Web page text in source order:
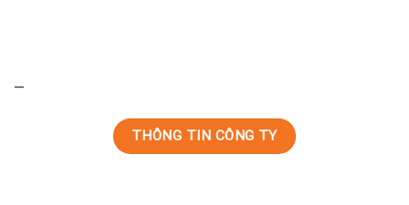
—
THÔNG TIN CÔNG TY